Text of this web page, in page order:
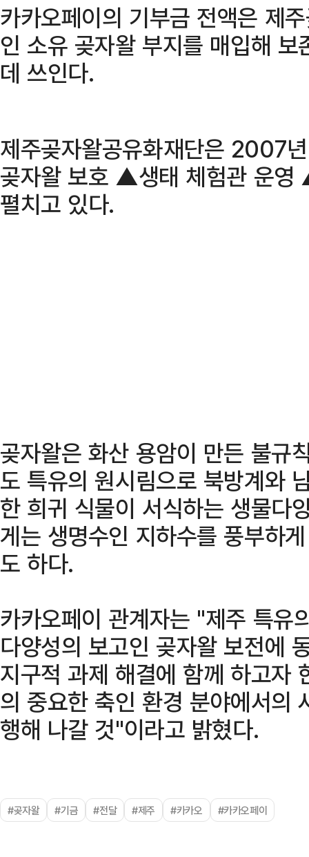
카카오페이의 기부금 전액은 제
인 소유 곶자왈 부지를 매입해 보
데 쓰인다.
제주곶자왈공유화재단은 2007
곶자왈 보호 ▲생태 체험관 운영
펼치고 있다.
곶자왈은 화산 용암이 만든 불규
도 특유의 원시림으로 북방계와
한 희귀 식물이 서식하는 생물다
게는 생명수인 지하수를 풍부하
도 하다.
카카오페이 관계자는 "제주 특유
다양성의 보고인 곶자왈 보전에
지구적 과제 해결에 함께 하고자
의 중요한 축인 환경 분야에서의
행해 나갈 것"이라고 밝혔다.
#곶자왈 #기금 #전달 #제주 #카카오 #카카오페이